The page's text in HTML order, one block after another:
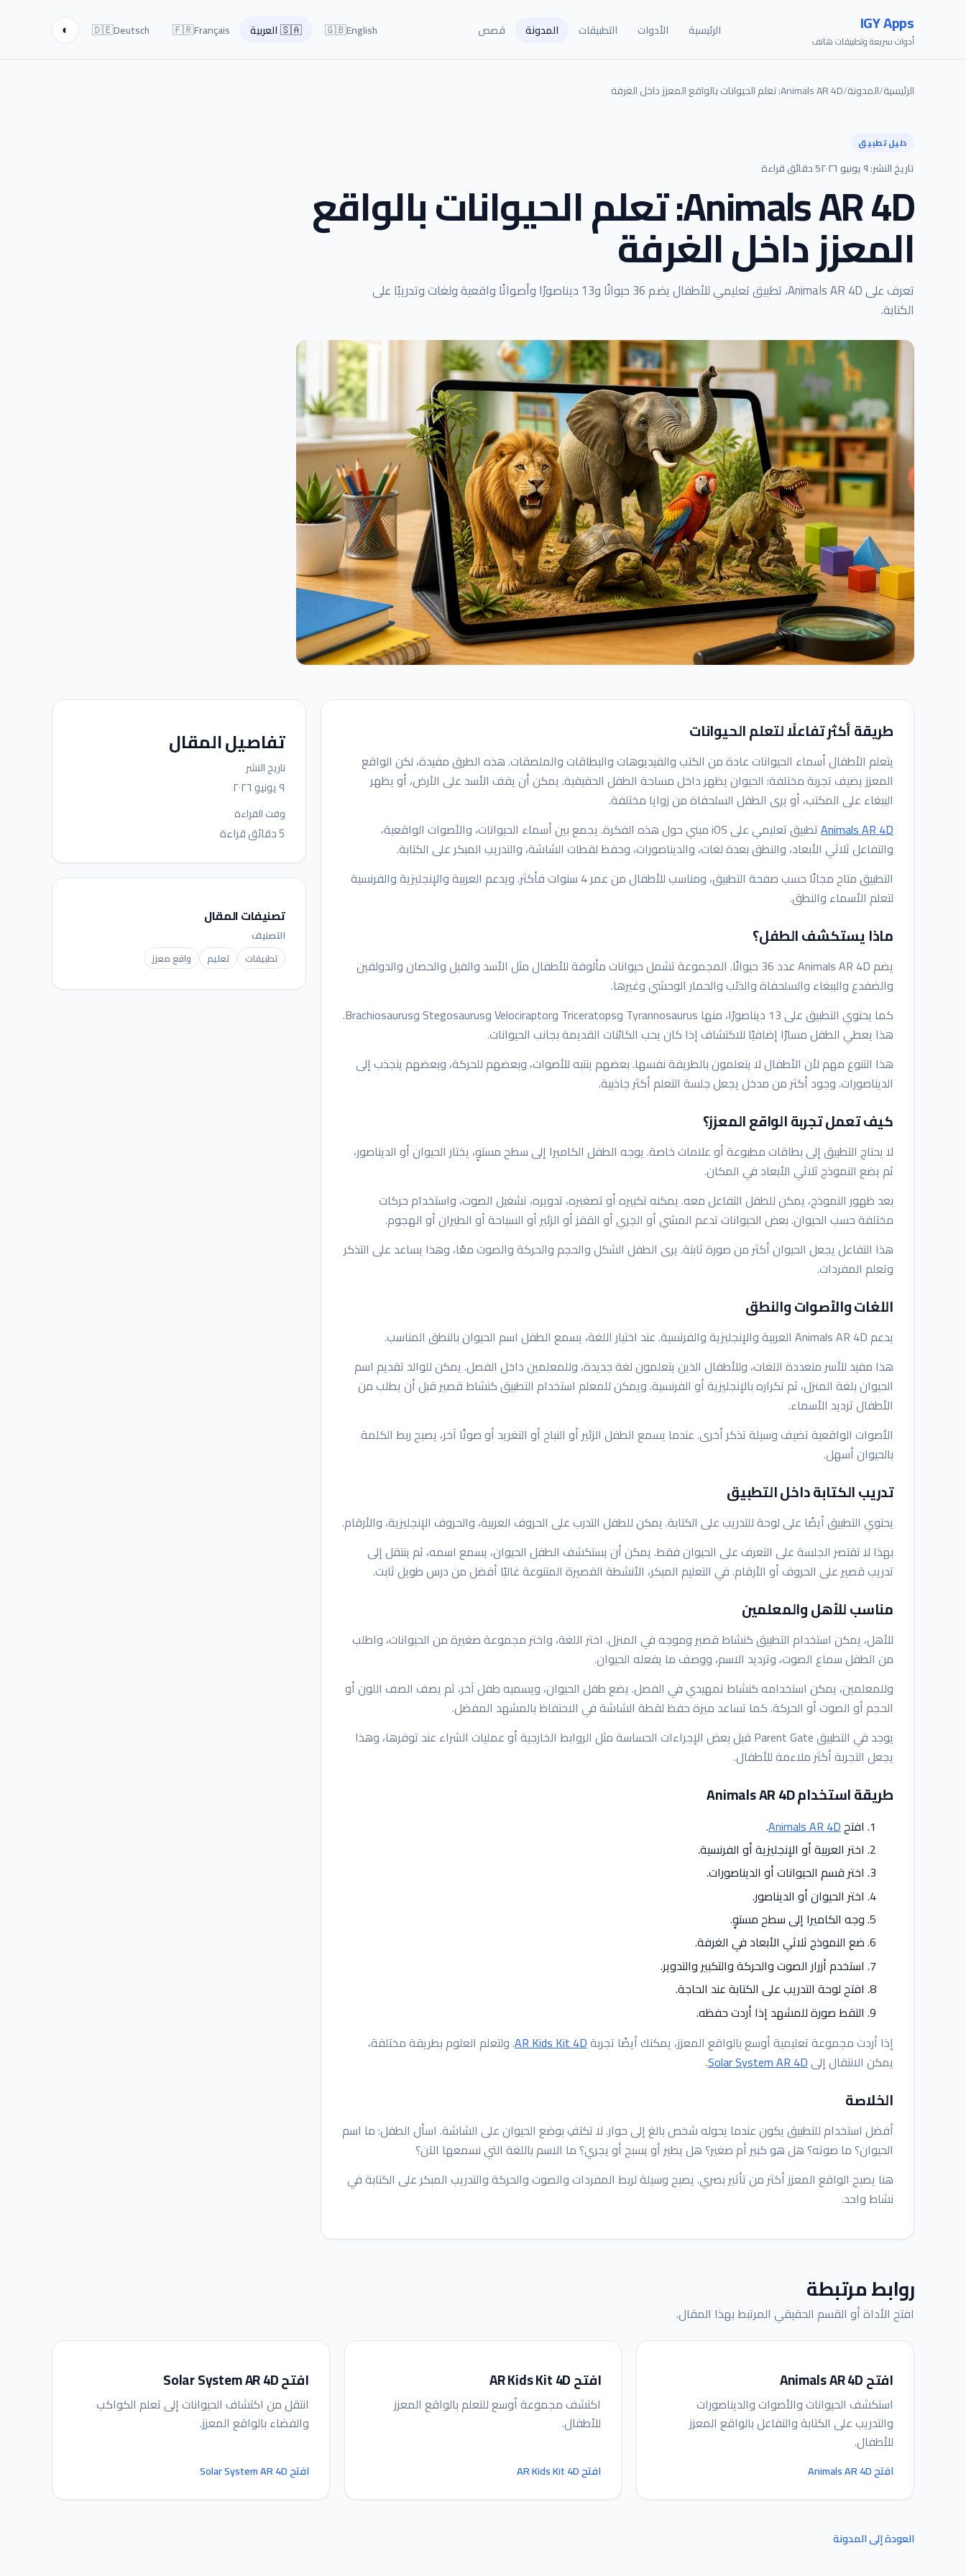
IGY Apps
أدوات سريعة وتطبيقات هاتف
الرئيسية الأدوات التطبيقات المدونة قصص 🇬🇧English
🇸🇦العربية 🇫🇷Français
🇩🇪Deutsch
◐
الرئيسية/المدونة/Animals AR 4D: تعلم الحيوانات بالواقع المعزز داخل الغرفة
دليل تطبيق
تاريخ النشر: ٩ يونيو ٢٠٢٦ 5 دقائق قراءة
Animals AR 4D: تعلم الحيوانات بالواقع
المعزز داخل الغرفة
تعرف على Animals AR 4D، تطبيق تعليمي للأطفال يضم 36 حيوانًا و13 ديناصورًا وأصواتًا واقعية ولغات وتدريبًا على
الكتابة.
طريقة أكثر تفاعلًا لتعلم الحيوانات
يتعلم الأطفال أسماء الحيوانات عادة من الكتب والفيديوهات والبطاقات والملصقات. هذه الطرق مفيدة، لكن الواقع
المعزز يضيف تجربة مختلفة: الحيوان يظهر داخل مساحة الطفل الحقيقية. يمكن أن يقف الأسد على الأرض، أو يظهر
الببغاء على المكتب، أو يرى الطفل السلحفاة من زوايا مختلفة.
Animals AR 4D
تطبيق تعليمي على iOS مبني حول هذه الفكرة. يجمع بين أسماء الحيوانات، والأصوات الواقعية،
والتفاعل ثلاثي الأبعاد، والنطق بعدة لغات، والديناصورات، وحفظ لقطات الشاشة، والتدريب المبكر على الكتابة.
التطبيق متاح مجانًا حسب صفحة التطبيق، ومناسب للأطفال من عمر 4 سنوات فأكثر. ويدعم العربية والإنجليزية والفرنسية
لتعلم الأسماء والنطق.
ماذا يستكشف الطفل؟
يضم Animals AR 4D عدد 36 حيوانًا. المجموعة تشمل حيوانات مألوفة للأطفال مثل الأسد والفيل والحصان والدولفين
والضفدع والببغاء والسلحفاة والذئب والحمار الوحشي وغيرها.
كما يحتوي التطبيق على 13 ديناصورًا، منها Tyrannosaurus وTriceratops وVelociraptor وStegosaurus وBrachiosaurus.
هذا يعطي الطفل مسارًا إضافيًا للاكتشاف إذا كان يحب الكائنات القديمة بجانب الحيوانات.
هذا التنوع مهم لأن الأطفال لا يتعلمون بالطريقة نفسها. بعضهم ينتبه للأصوات، وبعضهم للحركة، وبعضهم ينجذب إلى
الديناصورات. وجود أكثر من مدخل يجعل جلسة التعلم أكثر جاذبية.
كيف تعمل تجربة الواقع المعزز؟
لا يحتاج التطبيق إلى بطاقات مطبوعة أو علامات خاصة. يوجه الطفل الكاميرا إلى سطح مستوٍ، يختار الحيوان أو الديناصور،
ثم يضع النموذج ثلاثي الأبعاد في المكان.
بعد ظهور النموذج، يمكن للطفل التفاعل معه. يمكنه تكبيره أو تصغيره، تدويره، تشغيل الصوت، واستخدام حركات
مختلفة حسب الحيوان. بعض الحيوانات تدعم المشي أو الجري أو القفز أو الزئير أو السباحة أو الطيران أو الهجوم.
هذا التفاعل يجعل الحيوان أكثر من صورة ثابتة. يرى الطفل الشكل والحجم والحركة والصوت معًا، وهذا يساعد على التذكر
وتعلم المفردات.
اللغات والأصوات والنطق
يدعم Animals AR 4D العربية والإنجليزية والفرنسية. عند اختيار اللغة، يسمع الطفل اسم الحيوان بالنطق المناسب.
هذا مفيد للأسر متعددة اللغات، وللأطفال الذين يتعلمون لغة جديدة، وللمعلمين داخل الفصل. يمكن للوالد تقديم اسم
الحيوان بلغة المنزل، ثم تكراره بالإنجليزية أو الفرنسية. ويمكن للمعلم استخدام التطبيق كنشاط قصير قبل أن يطلب من
الأطفال ترديد الأسماء.
الأصوات الواقعية تضيف وسيلة تذكر أخرى. عندما يسمع الطفل الزئير أو النباح أو التغريد أو صوتًا آخر، يصبح ربط الكلمة
بالحيوان أسهل.
تدريب الكتابة داخل التطبيق
يحتوي التطبيق أيضًا على لوحة للتدريب على الكتابة. يمكن للطفل التدرب على الحروف العربية، والحروف الإنجليزية، والأرقام.
بهذا لا تقتصر الجلسة على التعرف على الحيوان فقط. يمكن أن يستكشف الطفل الحيوان، يسمع اسمه، ثم ينتقل إلى
تدريب قصير على الحروف أو الأرقام. في التعليم المبكر، الأنشطة القصيرة المتنوعة غالبًا أفضل من درس طويل ثابت.
مناسب للأهل والمعلمين
للأهل، يمكن استخدام التطبيق كنشاط قصير وموجه في المنزل. اختر اللغة، واختر مجموعة صغيرة من الحيوانات، واطلب
من الطفل سماع الصوت، وترديد الاسم، ووصف ما يفعله الحيوان.
وللمعلمين، يمكن استخدامه كنشاط تمهيدي في الفصل. يضع طفل الحيوان، ويسميه طفل آخر، ثم يصف الصف اللون أو
الحجم أو الصوت أو الحركة. كما تساعد ميزة حفظ لقطة الشاشة في الاحتفاظ بالمشهد المفضل.
يوجد في التطبيق Parent Gate قبل بعض الإجراءات الحساسة مثل الروابط الخارجية أو عمليات الشراء عند توفرها، وهذا
يجعل التجربة أكثر ملاءمة للأطفال.
طريقة استخدام Animals AR 4D
افتحAnimals AR 4D
.
اختر العربية أو الإنجليزية أو الفرنسية.
اختر قسم الحيوانات أو الديناصورات.
اختر الحيوان أو الديناصور.
وجه الكاميرا إلى سطح مستوٍ.
ضع النموذج ثلاثي الأبعاد في الغرفة.
استخدم أزرار الصوت والحركة والتكبير والتدوير.
افتح لوحة التدريب على الكتابة عند الحاجة.
التقط صورة للمشهد إذا أردت حفظه.
إذا أردت مجموعة تعليمية أوسع بالواقع المعزز، يمكنك أيضًا تجربةAR Kids Kit 4D. ولتعلم العلوم بطريقة مختلفة،
يمكن الانتقال إلىSolar System AR 4D
.
الخلاصة
أفضل استخدام للتطبيق يكون عندما يحوله شخص بالغ إلى حوار. لا تكتفِ بوضع الحيوان على الشاشة. اسأل الطفل: ما اسم
الحيوان؟ ما صوته؟ هل هو كبير أم صغير؟ هل يطير أو يسبح أو يجري؟ ما الاسم باللغة التي نسمعها الآن؟
هنا يصبح الواقع المعزز أكثر من تأثير بصري. يصبح وسيلة لربط المفردات والصوت والحركة والتدريب المبكر على الكتابة في
نشاط واحد.
تفاصيل المقال
تاريخ النشر
٩ يونيو ٢٠٢٦
وقت القراءة
5 دقائق قراءة
تصنيفات المقال
التصنيف
تطبيقات
تعليم واقع معزز
روابط مرتبطة
افتح الأداة أو القسم الحقيقي المرتبط بهذا المقال.
افتح Animals AR 4D
استكشف الحيوانات والأصوات والديناصورات
والتدريب على الكتابة والتفاعل بالواقع المعزز
للأطفال.
افتح Animals AR 4D
افتح AR Kids Kit 4D
اكتشف مجموعة أوسع للتعلم بالواقع المعزز
للأطفال.
افتح AR Kids Kit 4D
افتح Solar System AR 4D
انتقل من اكتشاف الحيوانات إلى تعلم الكواكب
والفضاء بالواقع المعزز.
افتح Solar System AR 4D
العودة إلى المدونة
مساعد IGY
متصل — اسألني أي شيء